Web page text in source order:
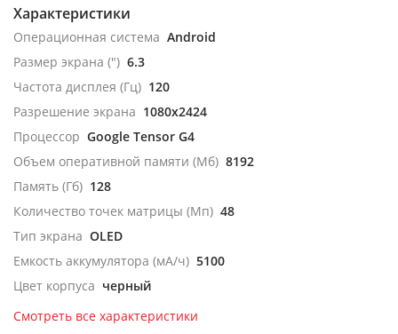
Характеристики
Операционная система Android
Размер экрана (") 6.3
Частота дисплея (Гц) 120
Разрешение экрана 1080x2424
Процессор Google Tensor G4
Объем оперативной памяти (Мб) 8192
Память (Гб) 128
Количество точек матрицы (Мп) 48
Тип экрана OLED
Емкость аккумулятора (мА/ч) 5100
Цвет корпуса черный
Смотреть все характеристики